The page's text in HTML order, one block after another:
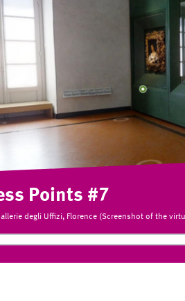
Points #7
degli Uffizi, Florence (Screenshot of the